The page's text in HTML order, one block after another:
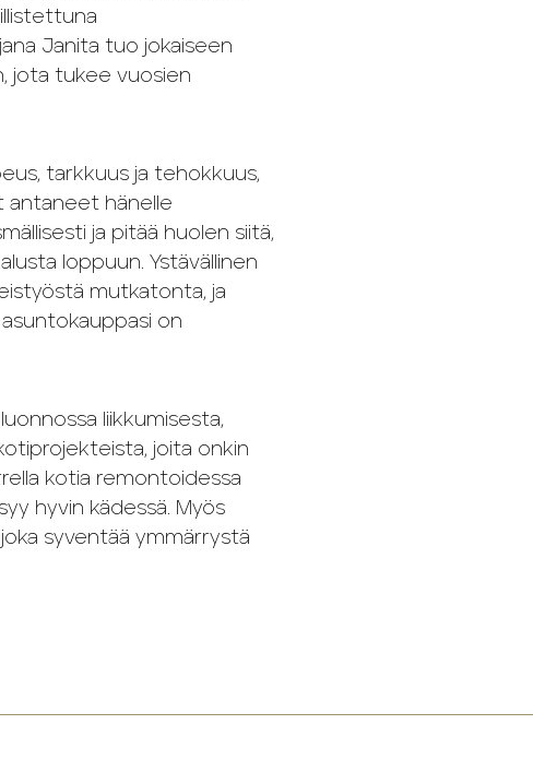
Janita tuo jokaiseen
jota tukee vuosien
tarkkuus ja tehokkuus,
antaneet hänelle
ja pitää huolen siitä,
loppuun. Ystävällinen
mutkatonta, ja
on
liikkumisesta,
joita onkin
kotia remontoidessa
hyvin kädessä. Myös
syventää ymmärrystä